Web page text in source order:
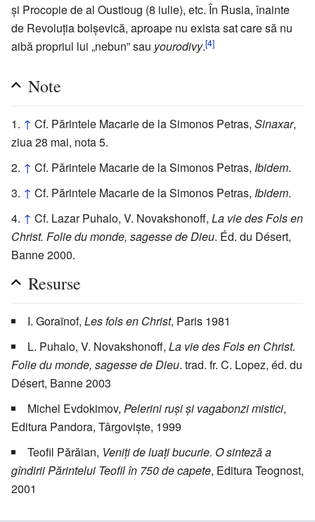
și Procopie de al Oustioug (8 iulie), etc. În Rusia, înainte
de Revoluția bolșevică, aproape nu exista sat care să nu
aibă propriul lui „nebun” sau yourodivy.[4]
Note
↑ Cf. Părintele Macarie de la Simonos Petras, Sinaxar,
ziua 28 mai, nota 5.
↑ Cf. Părintele Macarie de la Simonos Petras, Ibidem.
↑ Cf. Părintele Macarie de la Simonos Petras, Ibidem.
↑ Cf. Lazar Puhalo, V. Novakshonoff, La vie des Fols en
Christ. Folie du monde, sagesse de Dieu. Éd. du Désert,
Banne 2000.
Resurse
I. Goraïnof, Les fols en Christ, Paris 1981
L. Puhalo, V. Novakshonoff, La vie des Fols en Christ.
Folie du monde, sagesse de Dieu. trad. fr. C. Lopez, éd. du
Désert, Banne 2003
Michel Evdokimov, Pelerini ruși și vagabonzi mistici,
Editura Pandora, Târgoviște, 1999
Teofil Părăian, Veniți de luați bucurie. O sinteză a
gîndirii Părintelui Teofil în 750 de capete, Editura Teognost,
2001